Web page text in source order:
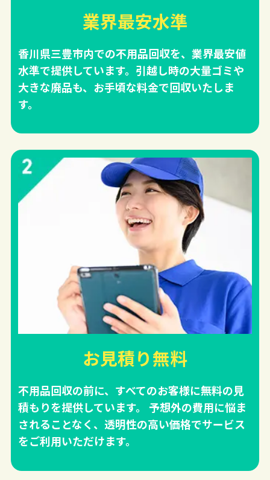
業界最安水準
香川県三豊市内での不用品回収を、業界最安値
水準で提供しています。引越し時の大量ゴミや
大きな廃品も、お手頃な料金で回収いたしま
す。
お見積り無料
不用品回収の前に、すべてのお客様に無料の見
積もりを提供しています。 予想外の費用に悩ま
されることなく、透明性の高い価格でサービス
をご利用いただけます。